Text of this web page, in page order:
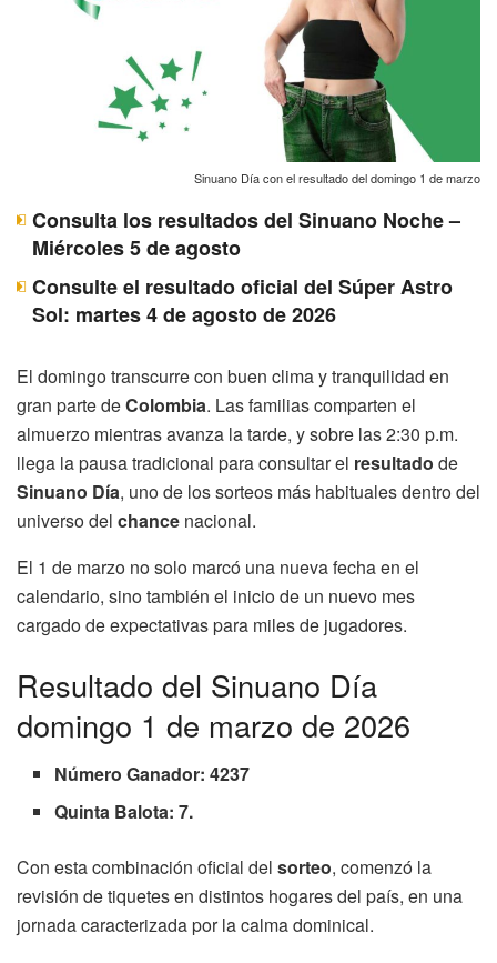
Sinuano Día con el resultado del domingo 1 de marzo
Consulta los resultados del Sinuano Noche –
Miércoles 5 de agosto
Consulte el resultado oficial del Súper Astro
Sol: martes 4 de agosto de 2026
El domingo transcurre con buen clima y tranquilidad en
gran parte deColombia. Las familias comparten el
almuerzo mientras avanza la tarde, y sobre las 2:30 p.m.
llega la pausa tradicional para consultar el resultado de
Sinuano Día, uno de los sorteos más habituales dentro del
universo del chance nacional.
El 1 de marzo no solo marcó una nueva fecha en el
calendario, sino también el inicio de un nuevo mes
cargado de expectativas para miles de jugadores.
Resultado del Sinuano Día
domingo 1 de marzo de 2026
Número Ganador: 4237
Quinta Balota: 7.
Con esta combinación oficial del sorteo, comenzó la
revisión de tiquetes en distintos hogares del país, en una
jornada caracterizada por la calma dominical.